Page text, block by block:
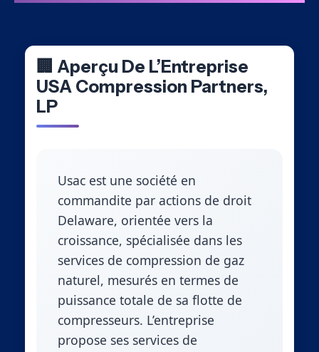
🏢 Aperçu De L’Entreprise
USA Compression Partners,
LP
Usac est une société en
commandite par actions de droit
Delaware, orientée vers la
croissance, spécialisée dans les
services de compression de gaz
naturel, mesurés en termes de
puissance totale de sa flotte de
compresseurs. L’entreprise
propose ses services de